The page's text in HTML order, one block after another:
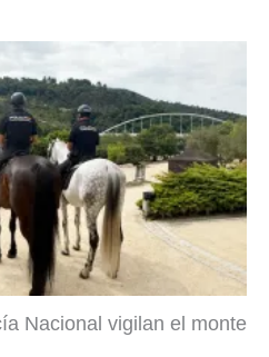
Nacional vigilan el monte